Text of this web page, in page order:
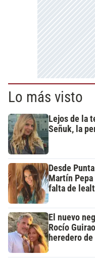
Lo más visto
Lejos de la
Señuk, la
Desde
Martín
falta de
El nuevo
Rocío
heredero